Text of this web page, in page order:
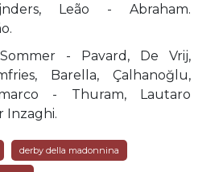
Leão - Abraham.
- Pavard, De Vrij,
Barella, Çalhanoğlu,
- Thuram, Lautaro
Inzaghi.
derby della madonnina